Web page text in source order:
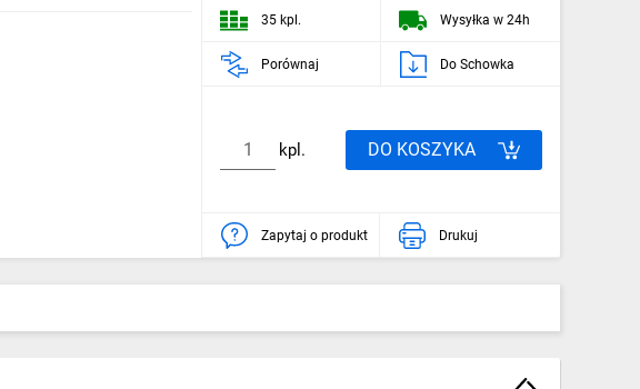
35 kpl. Wysyłka w 24h
Porównaj Do Schowka
kpl. DO KOSZYKA
Zapytaj o produkt Drukuj